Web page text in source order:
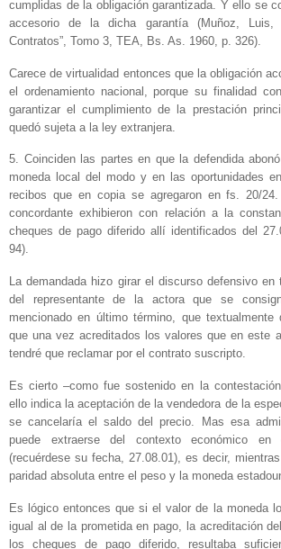
cumplidas de la obligación garantizada. Y ello se
accesorio de la dicha garantía (Muñoz, Luis,
Contratos”, Tomo 3, TEA, Bs. As. 1960, p. 326).
Carece de virtualidad entonces que la obligación
el ordenamiento nacional, porque su finalidad
garantizar el cumplimiento de la prestación
quedó sujeta a la ley extranjera.
5. Coinciden las partes en que la defendida
moneda local del modo y en las oportunidades
recibos que en copia se agregaron en fs. 20/
concordante exhibieron con relación a la
cheques de pago diferido allí identificados del
94).
La demandada hizo girar el discurso defensivo en
del representante de la actora que se
mencionado en último término, que textualmente
que una vez acreditados los valores que en este
tendré que reclamar por el contrato suscripto.
Es cierto –como fue sostenido en la
ello indica la aceptación de la vendedora de la
se cancelaría el saldo del precio. Mas esa
puede extraerse del contexto económico
(recuérdese su fecha, 27.08.01), es decir,
paridad absoluta entre el peso y la moneda
Es lógico entonces que si el valor de la moneda
igual al de la prometida en pago, la acreditación
los cheques de pago diferido, resultaba